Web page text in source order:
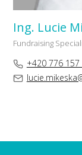
Ing. Lucie
Fundraising
+420 776 157